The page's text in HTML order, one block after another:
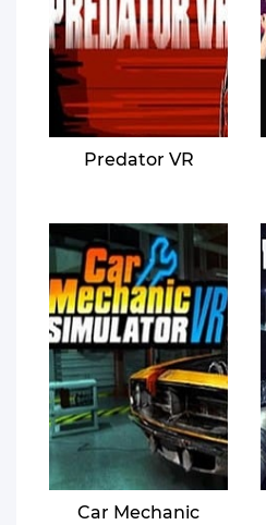
Predator VR
Car Mechanic